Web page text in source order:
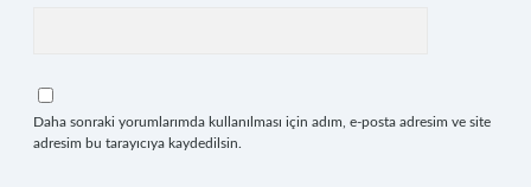
Daha sonraki yorumlarımda kullanılması için adım, e-posta adresim ve site
adresim bu tarayıcıya kaydedilsin.